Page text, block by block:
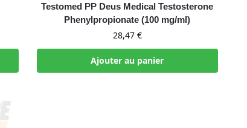
Testomed PP Deus Medical Testosterone
Phenylpropionate (100 mg/ml)
28,47 €
Ajouter au panier